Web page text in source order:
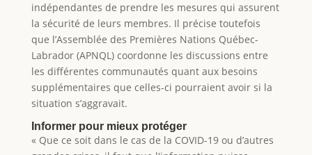
indépendantes de prendre les mesures qui assurent
la sécurité de leurs membres. Il précise toutefois
que l’Assemblée des Premières Nations Québec-
Labrador (APNQL) coordonne les discussions entre
les différentes communautés quant aux besoins
supplémentaires que celles-ci pourraient avoir si la
situation s’aggravait.
Informer pour mieux protéger
« Que ce soit dans le cas de la COVID-19 ou d’autres